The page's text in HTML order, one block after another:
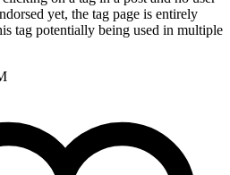
yet, the tag page is entirely
tag potentially being used in multiple